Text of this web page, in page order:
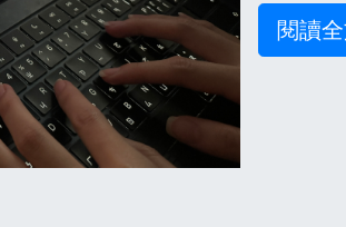
閱讀